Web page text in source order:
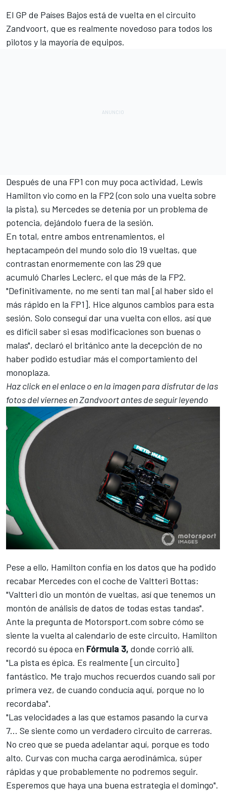
El GP de Países Bajos está de vuelta en el circuito
Zandvoort, que es realmente novedoso para todos los
pilotos y la mayoría de equipos.
Después de una FP1 con muy poca actividad, Lewis
Hamilton vio como en la FP2 (con solo una vuelta sobre
la pista), su Mercedes se detenía por un problema de
potencia, dejándolo fuera de la sesión.
En total, entre ambos entrenamientos, el
heptacampeón del mundo solo dio 19 vueltas, que
contrastan enormemente con las 29 que
acumuló Charles Leclerc, el que más de la FP2.
"Definitivamente, no me sentí tan mal [al haber sido el
más rápido en la FP1]. Hice algunos cambios para esta
sesión. Solo conseguí dar una vuelta con ellos, así que
es difícil saber si esas modificaciones son buenas o
malas", declaró el británico ante la decepción de no
haber podido estudiar más el comportamiento del
monoplaza.
Haz click en el enlace o en la imagen para disfrutar de las
fotos del viernes en Zandvoort antes de seguir leyendo
Pese a ello, Hamilton confía en los datos que ha podido
recabar Mercedes con el coche de Valtteri Bottas:
"Valtteri dio un montón de vueltas, así que tenemos un
montón de análisis de datos de todas estas tandas".
Ante la pregunta de Motorsport.com sobre cómo se
siente la vuelta al calendario de este circuito, Hamilton
recordó su época en Fórmula 3, donde corrió allí.
"La pista es épica. Es realmente [un circuito]
fantástico. Me trajo muchos recuerdos cuando salí por
primera vez, de cuando conducía aquí, porque no lo
recordaba".
"Las velocidades a las que estamos pasando la curva
7... Se siente como un verdadero circuito de carreras.
No creo que se pueda adelantar aquí, porque es todo
alto. Curvas con mucha carga aerodinámica, súper
rápidas y que probablemente no podremos seguir.
Esperemos que haya una buena estrategia el domingo".